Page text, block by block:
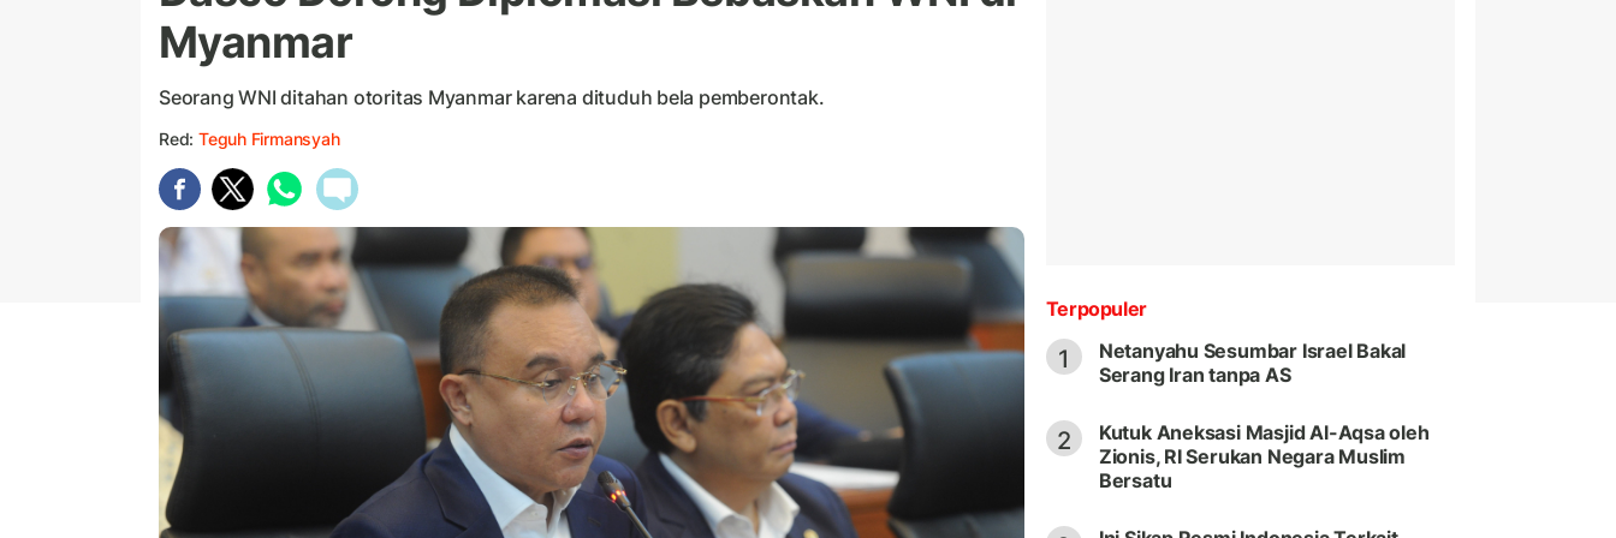
Myanmar
Seorang WNI ditahan otoritas Myanmar karena dituduh bela pemberontak.
Red: Teguh Firmansyah
Terpopuler
1
Netanyahu Sesumbar Israel Bakal
Serang Iran tanpa AS
2
Kutuk Aneksasi Masjid Al-Aqsa oleh
Zionis, RI Serukan Negara Muslim
Bersatu